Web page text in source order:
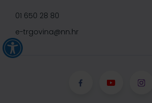
01 650 28 80
e-trgovina@nn.hr